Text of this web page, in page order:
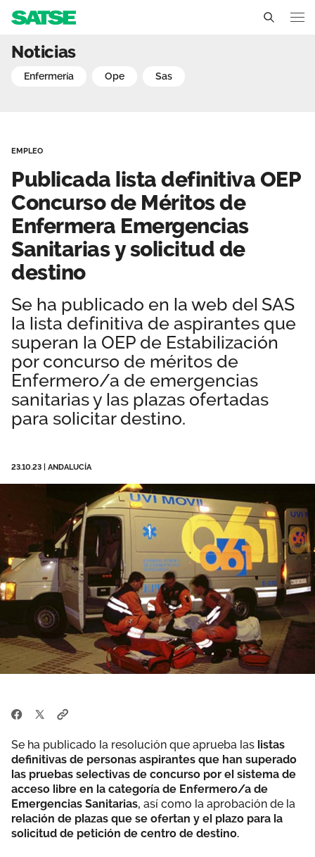
Delegados Sindicales
Estructura organizativa
Transparencia
Secciones sindicales
Servicios
Ventajas
Actualidad
Temas
Noticias
Sala de prensa
Empleo
Documentos
Publicaciones
Andalucía
Contáctanos
Área privada
Publicada lista definitiva
Noticias
enfermería ope sas
EMPLEO
Publicada lista definitiva OEP
Concurso de Méritos de
Enfermera Emergencias
Sanitarias y solicitud de
destino
Se ha publicado en la web del SAS
la lista definitiva de aspirantes que
superan la OEP de Estabilización
por concurso de méritos de
Enfermero/a de emergencias
sanitarias y las plazas ofertadas
para solicitar destino.
23.10.23 ANDALUCÍA
Se ha publicado la resolución que aprueba las listas
definitivas de personas aspirantes que han superado
las pruebas selectivas de concurso por el sistema de
acceso libre en la categoría de Enfermero/a de
Emergencias Sanitarias, así como la aprobación de la
relación de plazas que se ofertan y el plazo para la
solicitud de petición de centro de destino.